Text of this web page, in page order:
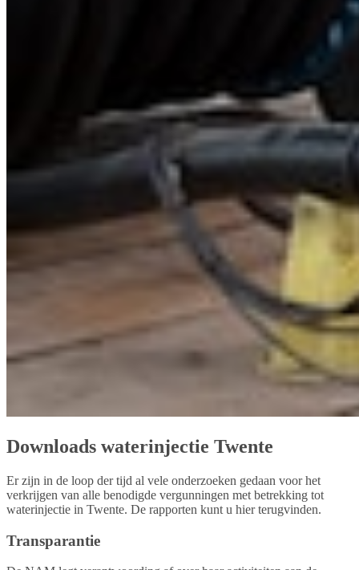
Downloads waterinjectie Twente
Er zijn in de loop der tijd al vele onderzoeken gedaan voor het
verkrijgen van alle benodigde vergunningen met betrekking tot
waterinjectie in Twente. De rapporten kunt u hier terugvinden.
Transparantie